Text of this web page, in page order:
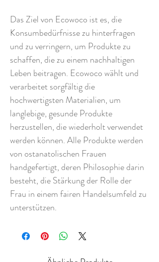
Das Ziel von Ecowoco ist es, die
Konsumbedürfnisse zu hinterfragen
und zu verringern, um Produkte zu
schaffen, die zu einem nachhaltigen
Leben beitragen. Ecowoco wählt und
verarbeitet sorgfältig die
hochwertigsten Materialien, um
langlebige, gesunde Produkte
herzustellen, die wiederholt verwendet
werden können. Alle Produkte werden
von ostanatolischen Frauen
handgefertigt, deren Philosophie darin
besteht, die Stärkung der Rolle der
Frau in einem fairen Handelsumfeld zu
unterstützen.